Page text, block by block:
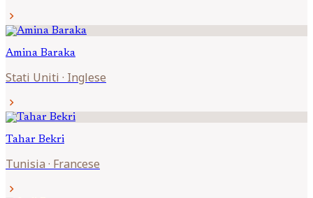
chevron_right
Amina Baraka
Stati Uniti · Inglese
chevron_right
Tahar Bekri
Tunisia · Francese
chevron_right